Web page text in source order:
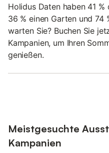
Holidus Daten haben 41
36 % einen Garten und 74
warten Sie? Buchen Sie
Kampanien, um Ihren
genießen.
Meistgesuchte
Kampanien